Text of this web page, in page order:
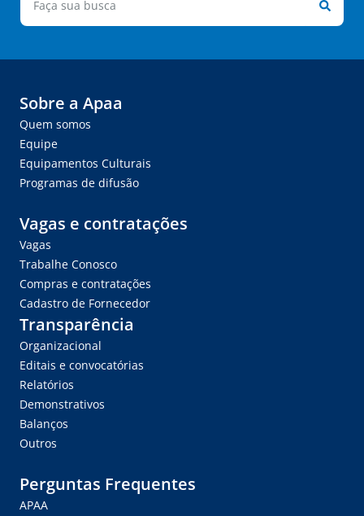
Sobre a Apaa
Quem somos
Equipe
Equipamentos Culturais
Programas de difusão
Vagas e contratações
Vagas
Trabalhe Conosco
Compras e contratações
Cadastro de Fornecedor
Transparência
Organizacional
Editais e convocatórias
Relatórios
Demonstrativos
Balanços
Outros
Perguntas Frequentes
APAA